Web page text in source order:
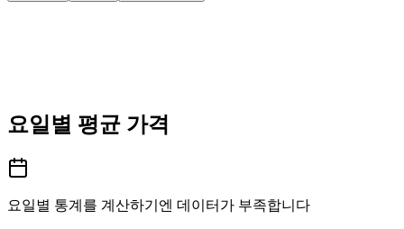
요일별 평균 가격
요일별 통계를 계산하기엔 데이터가 부족합니다